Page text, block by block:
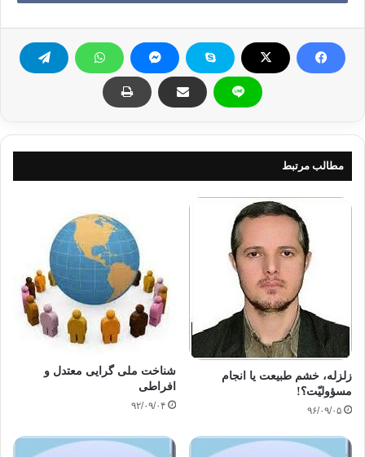
در مقابل ابليس دليل تأ خير خود را اينگونه بيان نمودند.اولي گفت :مشغول
وسوسه ي
جواني بودم كه تا به حال لب به شراب نزده بود؛مجبور شدم وقت زيادي را
او نمايم ودر نهايت موفق شدم.ابليس گفت:كارخوبي كرده اي اما ارزش اين
نداشت.دومي نيز گفت:سالها بود كه در كمين خانواده اي بودم تا آنها را به تباهي
بكشانم ولي موفق نمي شدم زيرا زن وشوهر باهم هيچگونه اختلافي نداشتند وبا
كمك هم
دام
من باز مي داشتند.از ديروز تا چند لحظه ي قبل با روشهاي مختلف سعي نمودم
وشوهر اختلاف بزرگي ايجاد كنم وسر انجام توانستم آنها را تا مرز طلاق بكشانم
به سرعت خود را به اين جلسه رساندم.
ابليس در حاليكه خنده اش در تمام اقيانوس
پيچيده بود،فرياد زد:آفرين،بهترين كار را انجام داده اي.همه ي شما نيز بايد از
اين
كشيده
مطالب مرتبط
زلزله، خشم طبیعت یا انجام
مسؤولیّت؟!
۹۶/۰۹/۰۵
شناخت ملی گرایی معتدل و
افراطی
۹۲/۰۹/۰۴